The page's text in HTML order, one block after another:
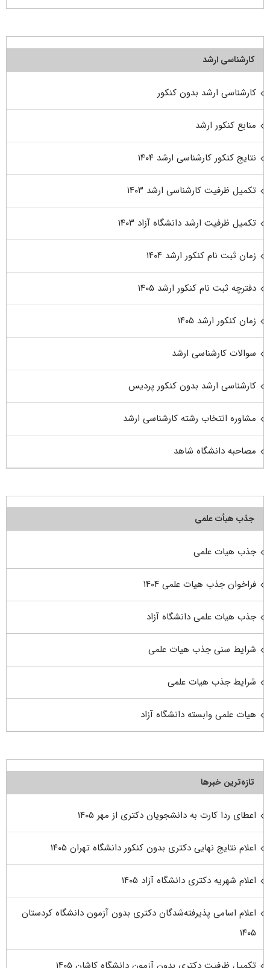
کارشناسی ارشد
کارشناسی ارشد بدون کنکور
منابع کنکور ارشد
نتایج کنکور کارشناسی ارشد ۱۴۰۴
تکمیل ظرفیت کارشناسی ارشد ۱۴۰۳
تکمیل ظرفیت ارشد دانشگاه آزاد ۱۴۰۳
زمان ثبت نام کنکور ارشد ۱۴۰۴
دفترچه ثبت نام کنکور ارشد ۱۴۰۵
زمان کنکور ارشد ۱۴۰۵
سوالات کارشناسی ارشد
کارشناسی ارشد بدون کنکور پردیس
مشاوره انتخاب رشته کارشناسی ارشد
مصاحبه دانشگاه شاهد
جذب هیأت علمی
جذب هیات علمی
فراخوان جذب هیات علمی ۱۴۰۴
جذب هیات علمی دانشگاه آزاد
شرایط سنی جذب هیات علمی
شرایط جذب هیات علمی
هیات علمی وابسته دانشگاه آزاد
تازه‌ترین خبرها
اعطای ردا کارت به دانشجویان دکتری از مهر ۱۴۰۵
اعلام نتایج نهایی دکتری بدون کنکور دانشگاه تهران ۱۴۰۵
اعلام شهریه دکتری دانشگاه آزاد ۱۴۰۵
اعلام اسامی پذیرفته‌شدگان دکتری بدون آزمون دانشگاه کردستان
۱۴۰۵